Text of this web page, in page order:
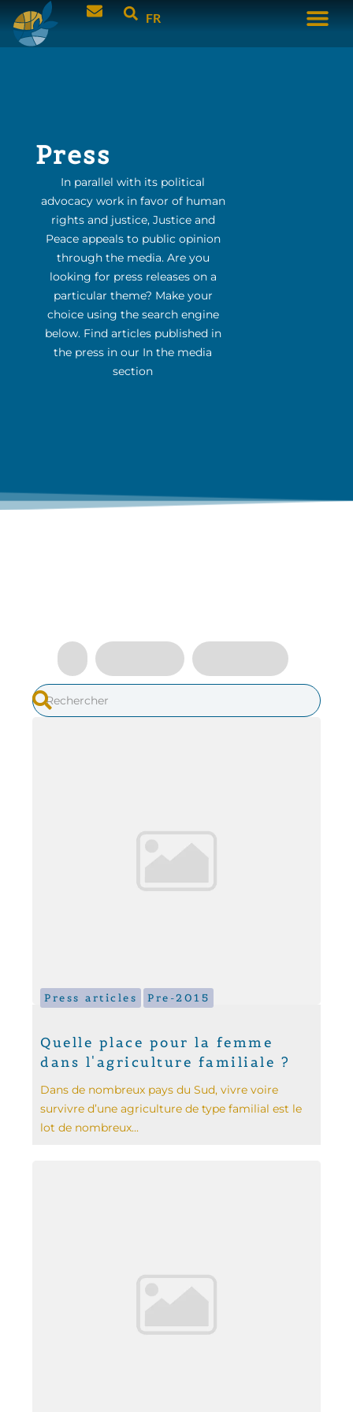
FR
Press
In parallel with its political
advocacy work in favor of human
rights and justice, Justice and
Peace appeals to public opinion
through the media. Are you
looking for press releases on a
particular theme? Make your
choice using the search engine
below. Find articles published in
the press in our In the media
section
Press articles Pre-2015
Quelle place pour la femme
dans l'agriculture familiale ?
Dans de nombreux pays du Sud, vivre voire
survivre d’une agriculture de type familial est le
lot de nombreux...